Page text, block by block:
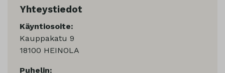
Yhteystiedot
Käyntiosoite:
Kauppakatu 9
18100 HEINOLA
Puhelin: